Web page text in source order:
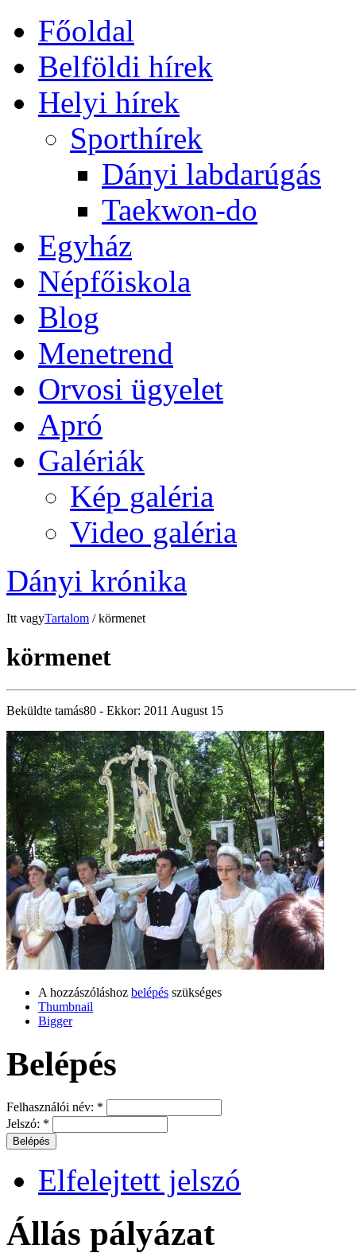
Főoldal
Belföldi hírek
Helyi hírek
Sporthírek
Dányi labdarúgás
Taekwon-do
Egyház
Népfőiskola
Blog
Menetrend
Orvosi ügyelet
Apró
Galériák
Kép galéria
Video galéria
Dányi krónika
Itt vagyTartalom / körmenet
körmenet
Beküldte tamás80 - Ekkor: 2011 August 15
A hozzászóláshoz belépés szükséges
Thumbnail
Bigger
Belépés
Felhasználói név: *
Jelszó: *
Elfelejtett jelszó
Állás pályázat